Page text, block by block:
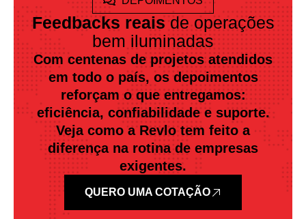
Feedbacks reaisde operações
bem iluminadas
Com centenas de projetos atendidos
em todo o país, os depoimentos
reforçam o que entregamos:
eficiência, confiabilidade e suporte.
Veja como a Revlo tem feito a
diferença na rotina de empresas
exigentes.
QUERO UMA COTAÇÃO